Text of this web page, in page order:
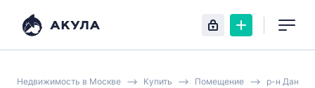
Недвижимость в Москве Купить Помещение р-н